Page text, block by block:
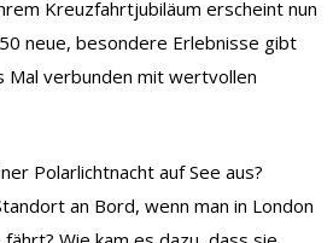
Kreuzfahrtjubiläum erscheint nun
neue, besondere Erlebnisse gibt
Mal verbunden mit wertvollen
Polarlichtnacht auf See aus?
an Bord, wenn man in London